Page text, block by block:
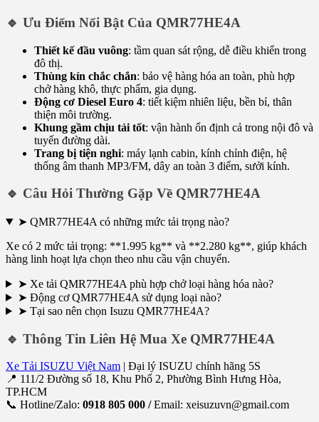
🔹 Ưu Điểm Nổi Bật Của QMR77HE4A
Thiết kế đầu vuông: tầm quan sát rộng, dễ điều khiển trong
đô thị.
Thùng kín chắc chắn: bảo vệ hàng hóa an toàn, phù hợp
chở hàng khô, thực phẩm, gia dụng.
Động cơ Diesel Euro 4: tiết kiệm nhiên liệu, bền bỉ, thân
thiện môi trường.
Khung gầm chịu tải tốt: vận hành ổn định cả trong nội đô và
tuyến đường dài.
Trang bị tiện nghi: máy lạnh cabin, kính chỉnh điện, hệ
thống âm thanh MP3/FM, dây an toàn 3 điểm, sưởi kính.
🔹 Câu Hỏi Thường Gặp Về QMR77HE4A
➤ QMR77HE4A có những mức tải trọng nào?
Xe có 2 mức tải trọng: **1.995 kg** và **2.280 kg**, giúp khách
hàng linh hoạt lựa chọn theo nhu cầu vận chuyển.
➤ Xe tải QMR77HE4A phù hợp chở loại hàng hóa nào?
➤ Động cơ QMR77HE4A sử dụng loại nào?
➤ Tại sao nên chọn Isuzu QMR77HE4A?
🔹 Thông Tin Liên Hệ Mua Xe QMR77HE4A
Xe Tải ISUZU Việt Nam | Đại lý ISUZU chính hãng 5S
📍 111/2 Đường số 18, Khu Phố 2, Phường Bình Hưng Hòa,
TP.HCM
📞 Hotline/Zalo: 0918 805 000 /Email: xeisuzuvn@gmail.com